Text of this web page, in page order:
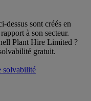
dessus sont créés en
à son secteur.
Plant Hire Limited ?
gratuit.
solvabilité